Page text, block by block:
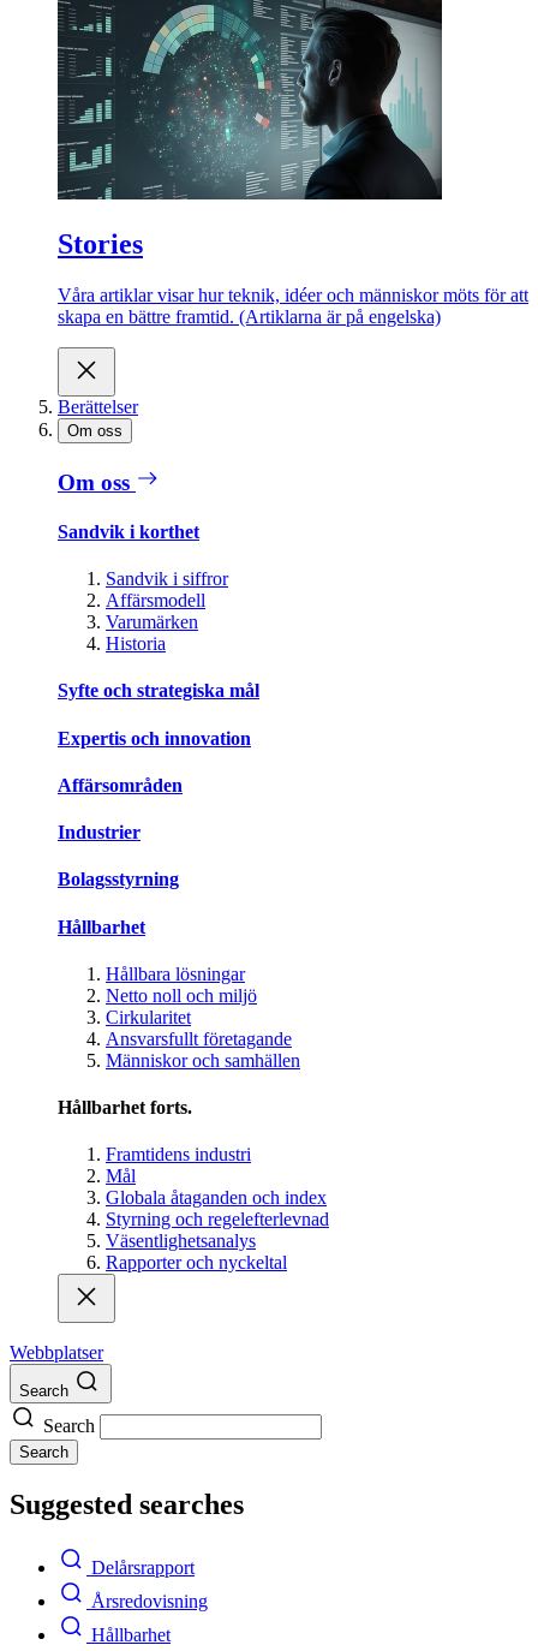
Stories
Våra artiklar visar hur teknik, idéer och människor möts för att
skapa en bättre framtid. (Artiklarna är på engelska)
Berättelser
Om oss
Om oss
Sandvik i korthet
Sandvik i siffror
Affärsmodell
Varumärken
Historia
Syfte och strategiska mål
Expertis och innovation
Affärsområden
Industrier
Bolagsstyrning
Hållbarhet
Hållbara lösningar
Netto noll och miljö
Cirkularitet
Ansvarsfullt företagande
Människor och samhällen
Hållbarhet forts.
Framtidens industri
Mål
Globala åtaganden och index
Styrning och regelefterlevnad
Väsentlighetsanalys
Rapporter och nyckeltal
Webbplatser
Search
Search
Search
Suggested searches
Delårsrapport
Årsredovisning
Hållbarhet